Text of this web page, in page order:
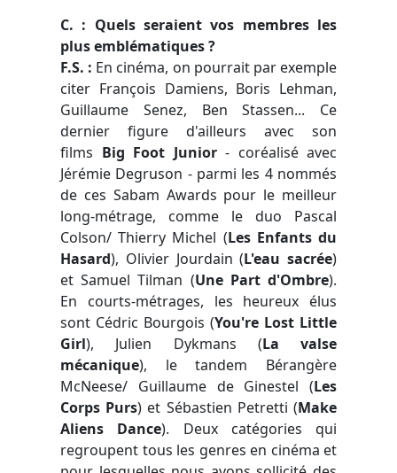
C. : Quels seraient vos membres les
plus emblématiques ?
F.S. : En cinéma, on pourrait par exemple
citer François Damiens, Boris Lehman,
Guillaume Senez, Ben Stassen... Ce
dernier figure d'ailleurs avec son
films Big Foot Junior - coréalisé avec
Jérémie Degruson - parmi les 4 nommés
de ces Sabam Awards pour le meilleur
long-métrage, comme le duo Pascal
Colson/ Thierry Michel (Les Enfants du
Hasard), Olivier Jourdain (L'eau sacrée)
et Samuel Tilman (Une Part d'Ombre).
En courts-métrages, les heureux élus
sont Cédric Bourgois (You're Lost Little
Girl), Julien Dykmans (La valse
mécanique), le tandem Bérangère
McNeese/ Guillaume de Ginestel (Les
Corps Purs) et Sébastien Petretti (Make
Aliens Dance). Deux catégories qui
regroupent tous les genres en cinéma et